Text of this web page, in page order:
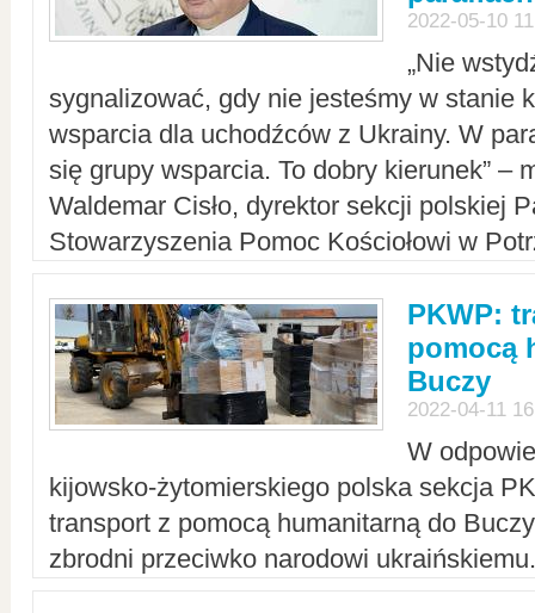
2022-05-10
„Nie
sygnalizować, gdy nie jesteśmy w stanie
wsparcia dla uchodźców z Ukrainy. W
się grupy wsparcia. To dobry kierunek” –
Waldemar Cisło, dyrektor sekcji polskiej
Stowarzyszenia Pomoc Kościołowi w
PKWP:
pomocą
Buczy
2022-04-11
W
kijowsko-żytomierskiego polska sekcja
transport z pomocą humanitarną do
zbrodni przeciwko narodowi